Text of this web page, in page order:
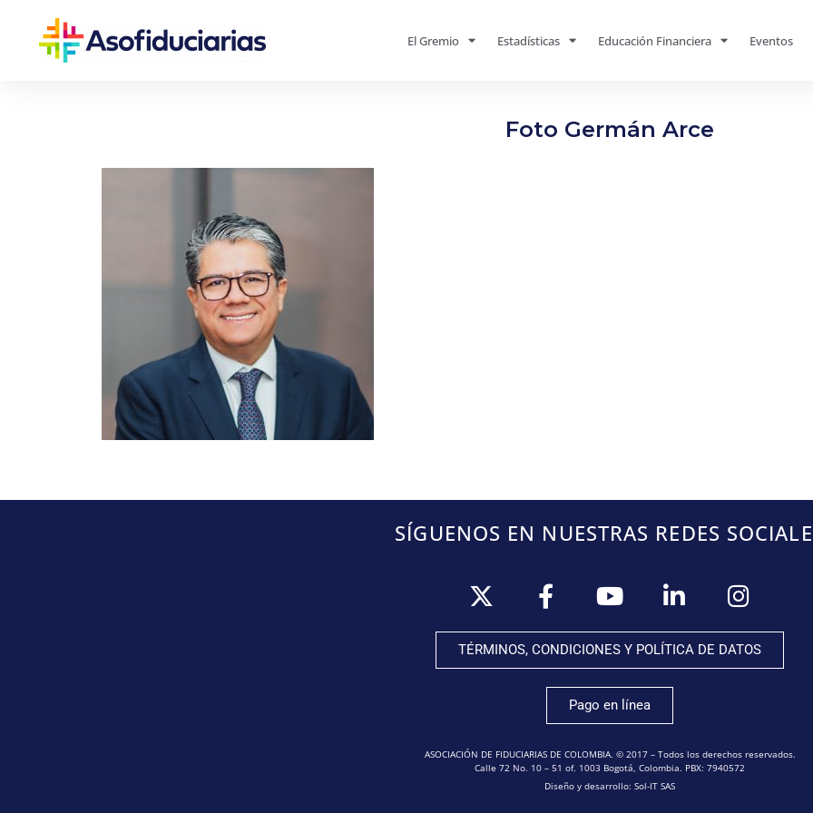
El Gremio Estadísticas Educación Financiera Eventos
Foto Germán Arce
SÍGUENOS EN NUESTRAS REDES
TÉRMINOS, CONDICIONES Y POLÍTICA DE DATOS
Pago en línea
ASOCIACIÓN DE FIDUCIARIAS DE COLOMBIA. © 2017 – Todos los derechos reservados.
Calle 72 No. 10 – 51 of. 1003 Bogotá, Colombia. PBX: 7940572
Diseño y desarrollo: Sol-IT SAS